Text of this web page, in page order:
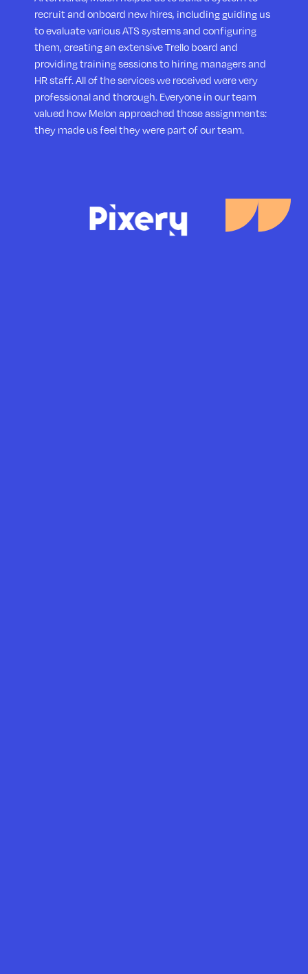
recruit and onboard new hires, including guiding us
to evaluate various ATS systems and configuring
them, creating an extensive Trello board and
providing training sessions to hiring managers and
HR staff. All of the services we received were very
professional and thorough. Everyone in our team
valued how Melon approached those assignments:
they made us feel they were part of our team.